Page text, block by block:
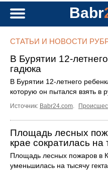
Babr
СТАТЬИ И НОВОСТИ
В Бурятии 12-
гадюка
В Бурятии 12-летнего
которую он пытался взять в
Источник: Babr24.com.
Площадь лесных
крае сократилась на
Площадь лесных пожаров в
уменьшилась на тысячу